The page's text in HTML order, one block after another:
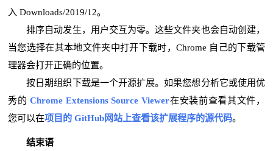
入 Downloads/2019/12。
排序自动发生，用户交互为零。这些文件夹也会自动创建，
当您选择在其本地文件夹中打开下载时，Chrome 自己的下载管
理器会打开正确的位置。
按日期组织下载是一个开源扩展。如果您想分析它或使用优
秀的Chrome Extensions Source Viewer在安装前查看其文件，
您可以在项目的 GitHub网站上查看该扩展程序的源代码。
结束语